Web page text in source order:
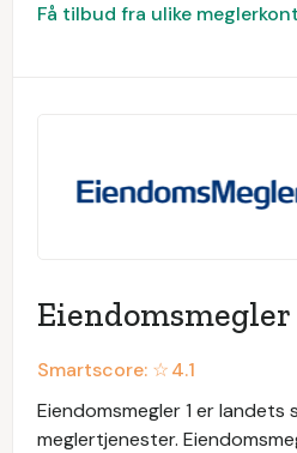
Få tilbud fra ulike
Eiendomsmegler
Smartscore: ☆4.1
Eiendomsmegler 1 er
meglertjenester.